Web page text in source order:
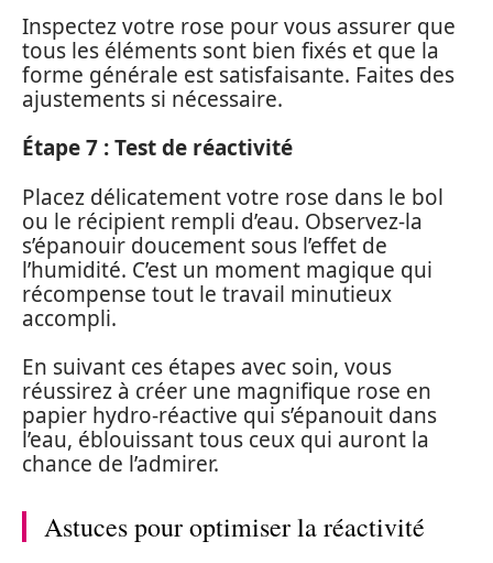
Inspectez votre rose pour vous assurer que
tous les éléments sont bien fixés et que la
forme générale est satisfaisante. Faites des
ajustements si nécessaire.
Étape 7 : Test de réactivité
Placez délicatement votre rose dans le bol
ou le récipient rempli d’eau. Observez-la
s’épanouir doucement sous l’effet de
l’humidité. C’est un moment magique qui
récompense tout le travail minutieux
accompli.
En suivant ces étapes avec soin, vous
réussirez à créer une magnifique rose en
papier hydro-réactive qui s’épanouit dans
l’eau, éblouissant tous ceux qui auront la
chance de l’admirer.
Astuces pour optimiser la réactivité